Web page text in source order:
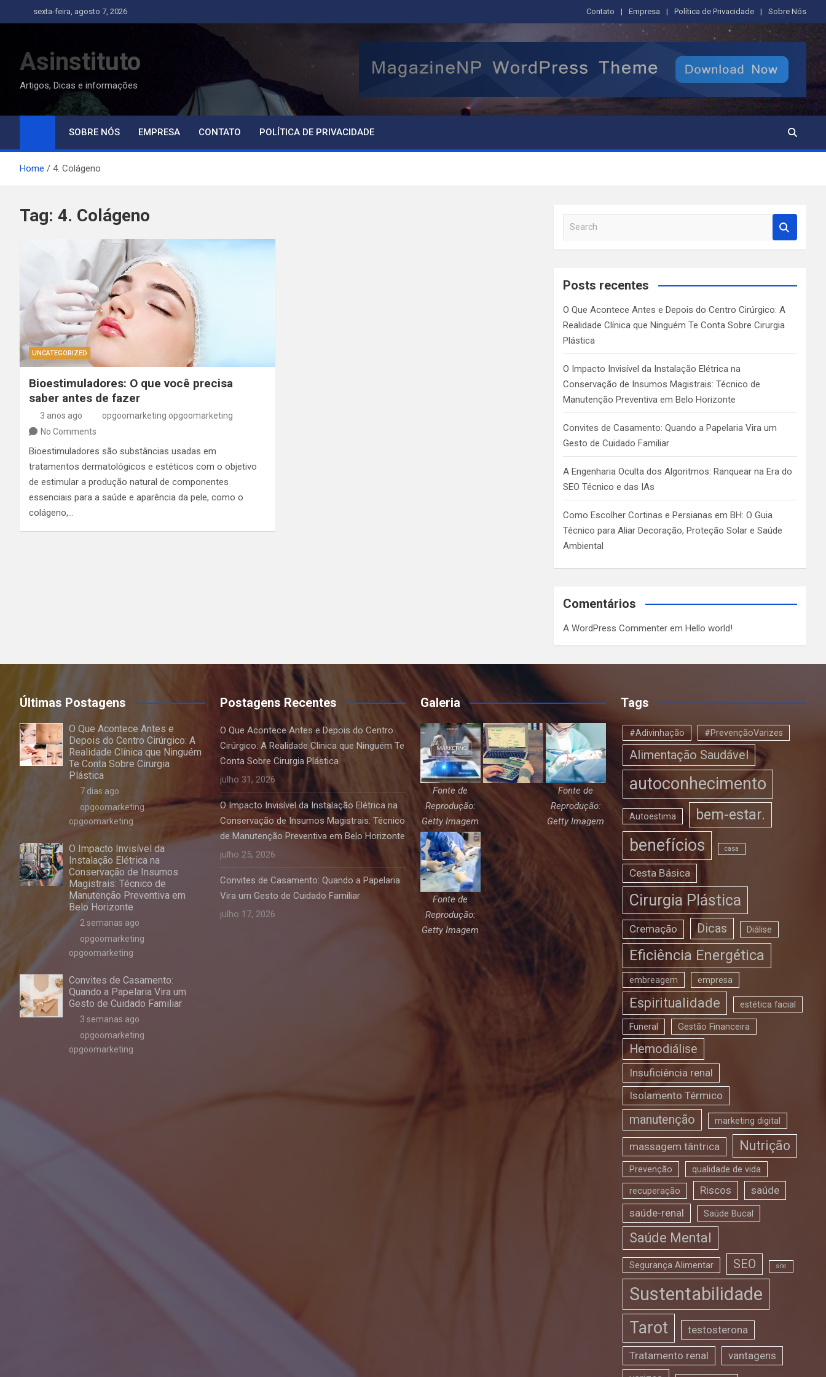
to
sexta-feira, agosto 7, 2026 Contato Empresa Política de Privacidade Sobre Nós
Asinstituto
Artigos, Dicas e informações
SOBRE NÓS EMPRESA CONTATO POLÍTICA DE PRIVACIDADE
Home 4. Colágeno
Tag: 4. Colágeno
UNCATEGORIZED
Bioestimuladores: O que você precisa
saber antes de fazer
3 anos ago
opgoomarketing opgoomarketing
No Comments
Bioestimuladores são substâncias usadas em
tratamentos dermatológicos e estéticos com o objetivo
de estimular a produção natural de componentes
essenciais para a saúde e aparência da pele, como o
colágeno,…
a
c
Posts recentes
O Que Acontece Antes e Depois do Centro Cirúrgico: A
Realidade Clínica que Ninguém Te Conta Sobre Cirurgia
Plástica
O Impacto Invisível da Instalação Elétrica na
Conservação de Insumos Magistrais: Técnico de
Manutenção Preventiva em Belo Horizonte
Convites de Casamento: Quando a Papelaria Vira um
Gesto de Cuidado Familiar
A Engenharia Oculta dos Algoritmos: Ranquear na Era do
SEO Técnico e das IAs
Como Escolher Cortinas e Persianas em BH: O Guia
Técnico para Aliar Decoração, Proteção Solar e Saúde
Ambiental
Comentários
A WordPress Commenter emHello world!
Últimas Postagens
O Que Acontece Antes e
Depois do Centro Cirúrgico: A
Realidade Clínica que Ninguém
Te Conta Sobre Cirurgia
Plástica
7 dias ago
opgoomarketing
opgoomarketing
O Impacto Invisível da
Instalação Elétrica na
Conservação de Insumos
Magistrais: Técnico de
Manutenção Preventiva em
Belo Horizonte
2 semanas ago
opgoomarketing
opgoomarketing
Convites de Casamento:
Quando a Papelaria Vira um
Gesto de Cuidado Familiar
3 semanas ago
opgoomarketing
opgoomarketing
Postagens Recentes
O Que Acontece Antes e Depois do Centro
Cirúrgico: A Realidade Clínica que Ninguém Te
Conta Sobre Cirurgia Plástica
julho 31, 2026
O Impacto Invisível da Instalação Elétrica na
Conservação de Insumos Magistrais: Técnico
de Manutenção Preventiva em Belo Horizonte
julho 25, 2026
Convites de Casamento: Quando a Papelaria
Vira um Gesto de Cuidado Familiar
julho 17, 2026
Galeria
Fonte de
Reprodução:
Getty Imagem
Fonte de
Reprodução:
Getty Imagem
Fonte de
Reprodução:
Getty Imagem
Tags
#Adivinhação #PrevençãoVarizes
Alimentação Saudável
autoconhecimento
Autoestima bem-estar.
benefícios casa
Cesta Básica
Cirurgia Plástica
Cremação Dicas Diálise
Eficiência Energética
embreagem empresa
Espiritualidade estética facial
Funeral Gestão Financeira
Hemodiálise
Insuficiência renal
Isolamento Térmico
manutenção marketing digital
massagem tântrica Nutrição
Prevenção qualidade de vida
recuperação Riscos
saúde
saúde-renal
Saúde Bucal
Saúde Mental
Segurança Alimentar SEO site
Sustentabilidade
Tarot testosterona
Tratamento renal
vantagens